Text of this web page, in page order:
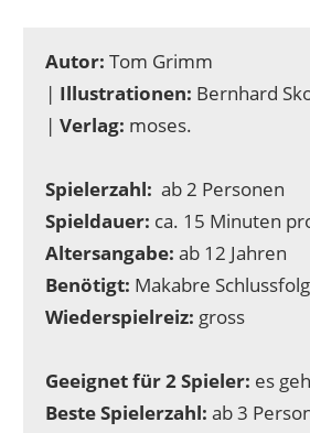
Autor: Tom Grimm
| Illustrationen: Bernhard
|Verlag: moses.
Spielerzahl: ab 2 Personen
Spieldauer: ca. 15 Minuten
Altersangabe: ab 12 Jahren
Benötigt: Makabre
Wiederspielreiz: gross
Geeignet für 2 Spieler: es
Beste Spielerzahl: ab 3